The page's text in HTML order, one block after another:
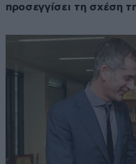
προσεγγίσει τη σχέση